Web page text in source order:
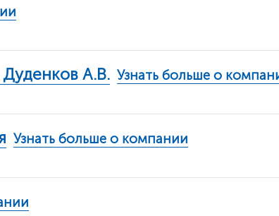
А.В. Узнать больше о
Узнать больше о компании